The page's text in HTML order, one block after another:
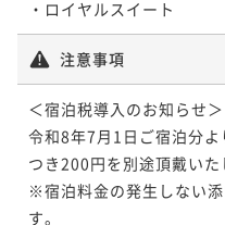
・ロイヤルスイート
注意事項
＜宿泊税導入のお知らせ＞
令和8年7月1日ご宿泊分
つき200円を別途頂戴いた
※宿泊料金の発生しない
す。